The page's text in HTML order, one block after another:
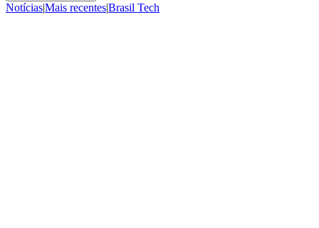
Notícias|Mais recentes|Brasil Tech